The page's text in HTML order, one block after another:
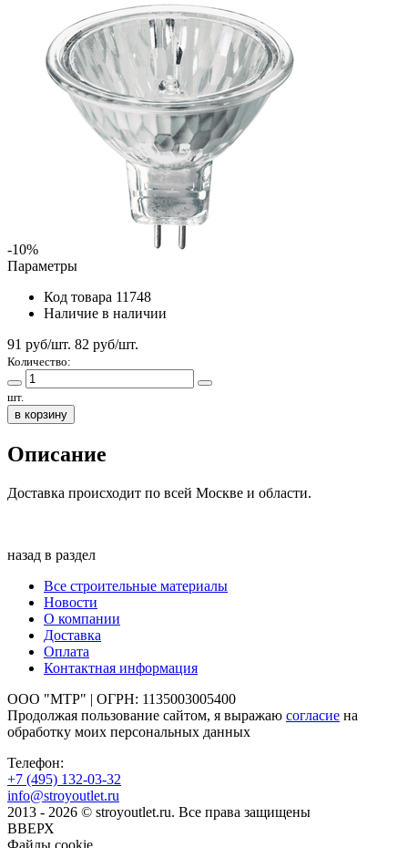
-10%
Параметры
Код товара 11748
Наличие в наличии
91 руб/шт. 82 руб/шт.
Количество:
шт.
в корзину
Описание
Доставка происходит по всей Москве и области.
назад в раздел
Все строительные материалы
Новости
О компании
Доставка
Оплата
Контактная информация
ООО "МТР" | ОГРН: 1135003005400
Продолжая пользование сайтом, я выражаю согласие на
обработку моих персональных данных
Телефон:
+7 (495) 132-03-32
info@stroyoutlet.ru
2013 - 2026 © stroyoutlet.ru. Все права защищены
ВВЕРХ
Файлы cookie